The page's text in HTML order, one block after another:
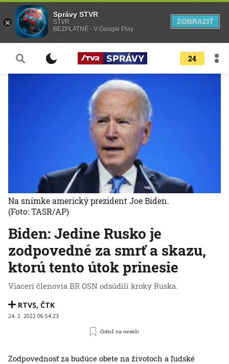
24
Biden: Jedine Rusko je
zodpovedné za smrť a skazu,
ktorú tento útok prinesie
Viacerí členovia BR OSN odsúdili kroky Ruska.
RTVS, ČTK
24. 2. 2022 06:54:23
Odlož na neskôr
Na snímke americký prezident Joe Biden.
(Foto: TASR/AP)
Zodpovednosť za budúce obete na životoch a ľudské
Správy STVR
STVR
BEZPLATNÉ - V Google Play
ZOBRAZIŤ